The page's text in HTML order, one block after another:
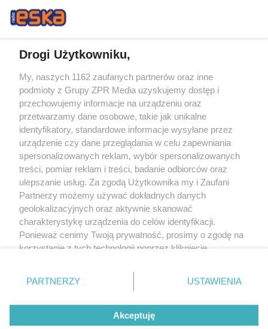
Żaden utwór zamieszczony w serwisie nie może być powielany i
rozpowszechniany lub dalej rozpowszechniany w jakikolwiek sposób (w
tym także elektroniczny lub mechaniczny) na jakimkolwiek polu
eksploatacji w jakiejkolwiek formie, włącznie z umieszczaniem w Internecie
bez pisemnej zgody właściciela praw. Jakiekolwiek użycie lub
wykorzystanie utworów w całości lub w części z naruszeniem prawa, tzn.
bez właściwej zgody, jest zabronione pod groźbą kary i może być ścigane
prawnie.
O nas
Drogi Użytkowniku,
My, naszych 1162 zaufanych partnerów oraz inne
podmioty z Grupy ZPR Media uzyskujemy dostęp i
przechowujemy informacje na urządzeniu oraz
przetwarzamy dane osobowe, takie jak unikalne
identyfikatory, standardowe informacje wysyłane przez
urządzenie czy dane przeglądania w celu zapewniania
spersonalizowanych reklam, wybór spersonalizowanych
treści, pomiar reklam i treści, badanie odbiorców oraz
ulepszanie usług. Za zgodą Użytkownika my i Zaufani
Partnerzy możemy używać dokładnych danych
geolokalizacyjnych oraz aktywnie skanować
charakterystykę urządzenia do celów identyfikacji.
Ponieważ cenimy Twoją prywatność, prosimy o zgodę na
korzystanie z tych technologii poprzez kliknięcie
zmienić/wycofać klikając przycisk ustawień prywatności
znajdujący się w lewym dolnym rogu strony
rodzaje przetwarzania danych nie wymagają zgody
użytkownika, ale masz prawo sprzeciwić się takiemu
PARTNERZY USTAWIENIA
Akceptuję